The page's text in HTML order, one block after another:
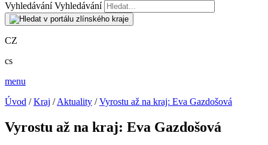
Vyhledávání Vyhledávání
CZ
cs
menu
Úvod /Kraj /Aktuality /Vyrostu až na kraj: Eva Gazdošová
Vyrostu až na kraj: Eva Gazdošová